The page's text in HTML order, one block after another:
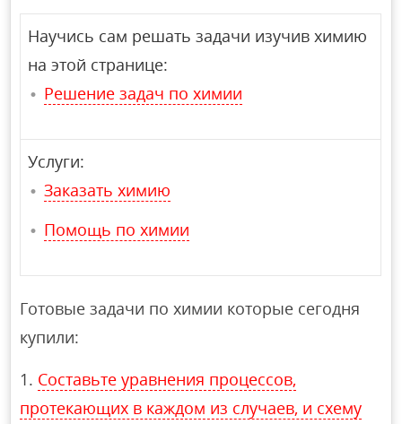
Научись сам решать задачи изучив химию
на этой странице:
Решение задач по химии
Услуги:
Заказать химию
Помощь по химии
Готовые задачи по химии которые сегодня
купили:
Составьте уравнения процессов,
протекающих в каждом из случаев, и схему